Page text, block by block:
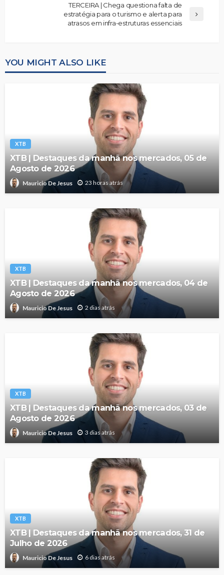
TERCEIRA | Chega questiona falta de
estratégia para o turismo e alerta para
atrasos em infra-estruturas essenciais
YOU MIGHT ALSO LIKE
XTB
XTB | Destaques da manhã nos mercados, 05 de
Agosto de 2026
Mauricio De Jesus 23 horas atrás
XTB
XTB | Destaques da manhã nos mercados, 04 de
Agosto de 2026
Mauricio De Jesus 2 dias atrás
XTB
XTB | Destaques da manhã nos mercados, 03 de
Agosto de 2026
Mauricio De Jesus 3 dias atrás
XTB
XTB | Destaques da manhã nos mercados, 31 de
Julho de 2026
Mauricio De Jesus 6 dias atrás